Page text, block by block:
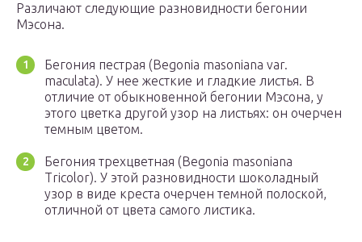
Различают следующие разновидности бегонии
Мэсона.
Бегония пестрая (Begonia masoniana var.
maculata). У нее жесткие и гладкие листья. В
отличие от обыкновенной бегонии Мэсона, у
этого цветка другой узор на листьях: он очерчен
темным цветом.
Бегония трехцветная (Begonia masoniana
Tricolor). У этой разновидности шоколадный
узор в виде креста очерчен темной полоской,
отличной от цвета самого листика.